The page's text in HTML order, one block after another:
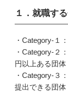
１．就職す
・Category-１
・Category-２
円以上ある団体
・Category-３
提出できる団体